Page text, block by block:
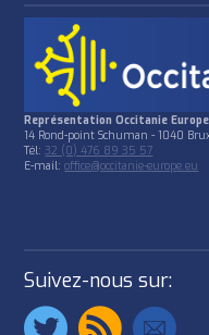
Représentation Occitanie
14 Rond-point Schuman - 1040
Tél: 32 (0) 476 89 35 57
E-mail:office@occitanie-europe.eu
Suivez-nous sur: